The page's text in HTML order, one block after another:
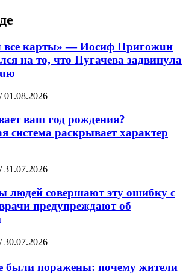
все карты» — Иосиф Пpигожuн
на то, что Пугачева задвинула
/ 01.08.2026
ваш год рождения?
система раскрывает характер
/ 31.07.2026
людей совершают эту ошибку с
предупреждают об
/ 30.07.2026
были поражены: почему жители